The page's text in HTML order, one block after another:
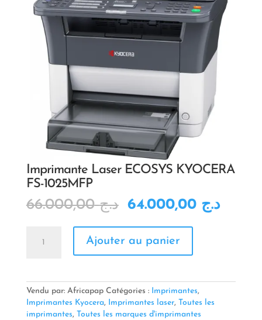
Imprimante Laser ECOSYS KYOCERA
FS-1025MFP
د.ج66.000,00 Le
initial
était :
د.ج 64.000,00 Le
Imprimante
KYOCERA
FS-
1025MFP
Ajouter au panier
Vendu par: Africapap Catégories : Imprimantes,
Imprimantes Kyocera, Imprimantes laser, Toutes les
imprimantes, Toutes les marques d'imprimantes